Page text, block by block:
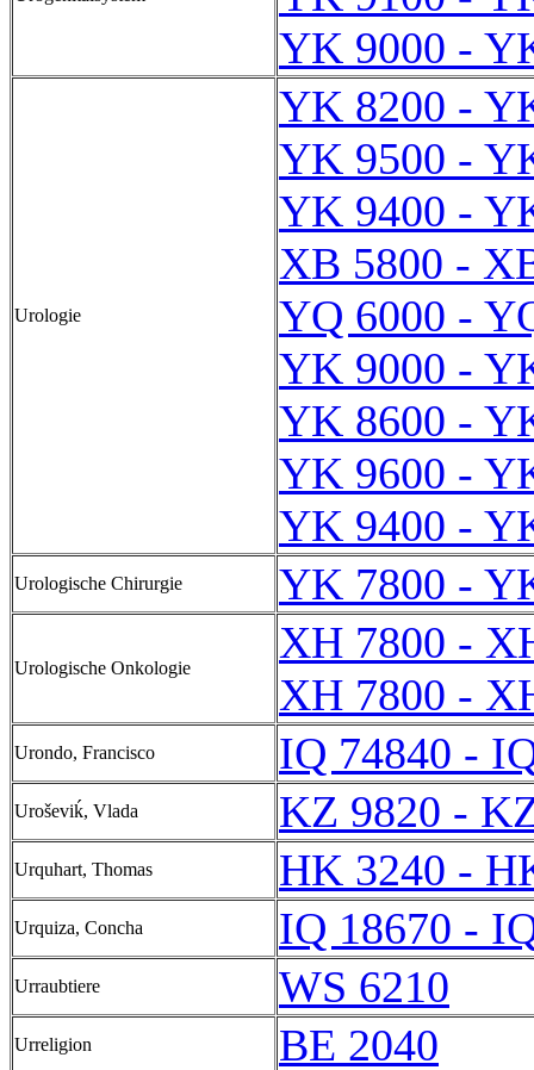
YK 9000 -
Urologie
YK 8200 -
YK 9500 -
YK 9400 -
XB 5800 -
YQ 6000 -
YK 9000 -
YK 8600 -
YK 9600 -
YK 9400 -
Urologische Chirurgie YK 7800 -
Urologische Onkologie
XH 7800 -
XH 7800 -
Urondo, Francisco IQ 74840 -
Uroševiḱ, Vlada KZ 9820 -
Urquhart, Thomas HK 3240 -
Urquiza, Concha IQ 18670 -
Urraubtiere WS 6210
Urreligion BE 2040